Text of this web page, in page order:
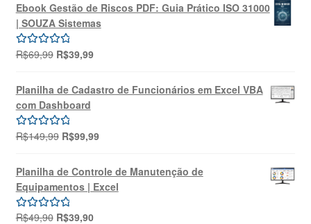
Ebook Gestão de Riscos PDF: Guia Prático ISO 31000
| SOUZA Sistemas
Avaliação
R$69,99 O
original
era:
R$69,99.
R$39,99O
é:
Planilha de Cadastro de Funcionários em Excel VBA
com Dashboard
Avaliação
R$149,99 O
original
era:
R$149,99.
R$99,99O
atual
é:
R$99,99.
Planilha de Controle de Manutenção de
Equipamentos | Excel
Avaliação
R$49,90 O
R$39,90O